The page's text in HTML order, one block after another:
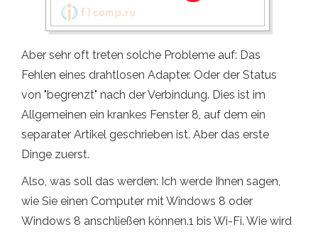
Aber sehr oft treten solche Probleme auf: Das
Fehlen eines drahtlosen Adapter. Oder der Status
von "begrenzt" nach der Verbindung. Dies ist im
Allgemeinen ein krankes Fenster 8, auf dem ein
separater Artikel geschrieben ist. Aber das erste
Dinge zuerst.
Also, was soll das werden: Ich werde Ihnen sagen,
wie Sie einen Computer mit Windows 8 oder
Windows 8 anschließen können.1 bis Wi-Fi. Wie wird